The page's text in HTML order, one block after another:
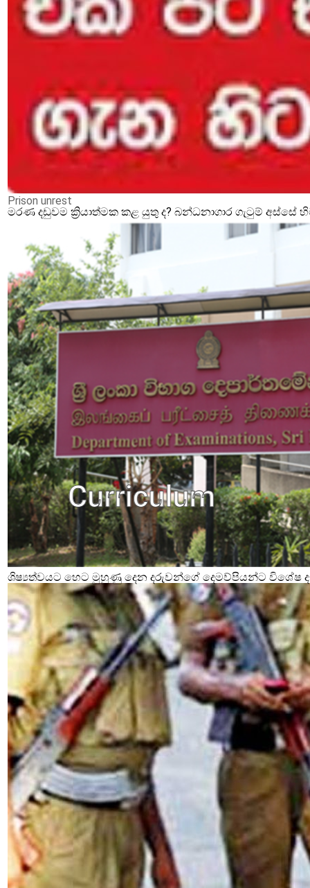
Prison unrest
මරණ දඩුවම ක්‍රියාත්මක කළ යුතු ද? බන්ධනාගාර ගැටුම්
ශිෂ්‍යත්වයට හෙට මුහුණු දෙන දරුවන්ගේ දෙමව්පියන්ට විශේෂ